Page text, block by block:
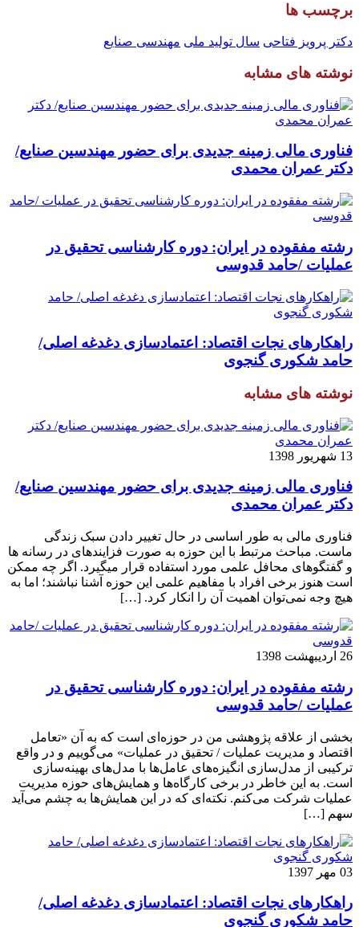
برچسب ها
دکتر پرویز فتاحی سال تولید ملی مهندسی صنایع
نوشته های مشابه
فناوری مالی زمینه جدیدی برای حضور مهندسین صنایع/
دکتر عمران محمدی
رشته مفقوده در ایران: دوره کارشناسی تحقیق در
عملیات /حامد قدوسی
راهکارهای نجات اقتصاد: اعتمادسازی دغدغه اصلی/
حامد شکوری گنجوی
نوشته های مشابه
13 شهریور 1398
فناوری مالی زمینه جدیدی برای حضور مهندسین صنایع/
دکتر عمران محمدی
فناوری مالی به طور اساسی در حال تغییر دادن سبک زندگی
ماست. مباحث مرتبط با این حوزه به صورت فزاینده­ای در رسانه­ ها
و گفتگوهای محافل علمی مورد استفاده قرار می­گیرد. اگر چه ممکن
است هنوز برخی افراد با مفاهیم علمی این حوزه آشنا نباشند؛ اما به
هیچ وجه نمی‌توان اهمیت آن را انکار کرد. […]
26 اردیبهشت 1398
رشته مفقوده در ایران: دوره کارشناسی تحقیق در
عملیات /حامد قدوسی
بخشی از علاقه پژوهشی من در حوزه‌ای است که به آن «تعامل
اقتصاد و مدیریت عملیات / تحقیق در عملیات» می‌گوییم و در واقع
ترکیبی از مدل‌سازی انگیزه‌های عامل‌ها با مدل‌های بهینه‌سازی
است. به این خاطر در برخی کارگاه‌ها و همایش‌های حوزه مدیریت
عملیات شرکت می‌کنم. نکته‌ای که در این همایش‌ها به چشم می‌آید
سهم […]
03 مهر 1397
راهکارهای نجات اقتصاد: اعتمادسازی دغدغه اصلی/
حامد شکوری گنجوی